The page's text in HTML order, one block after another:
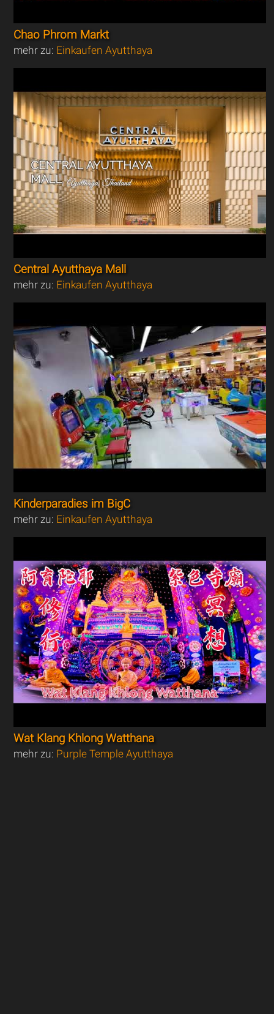
Chao Phrom Markt
mehr zu: Einkaufen Ayutthaya
Central Ayutthaya Mall
mehr zu: Einkaufen Ayutthaya
Kinderparadies im BigC
mehr zu: Einkaufen Ayutthaya
Wat Klang Khlong Watthana
mehr zu: Purple Temple Ayutthaya